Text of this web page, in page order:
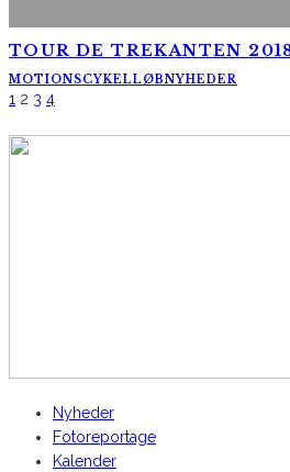
TOUR DE TREKANTEN
MOTIONSCYKELLØBNYHEDER
1 2 3 4
Nyheder
Fotoreportage
Kalender